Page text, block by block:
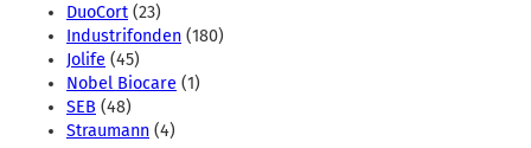
DuoCort (23)
Industrifonden (180)
Jolife (45)
Nobel Biocare (1)
SEB (48)
Straumann (4)